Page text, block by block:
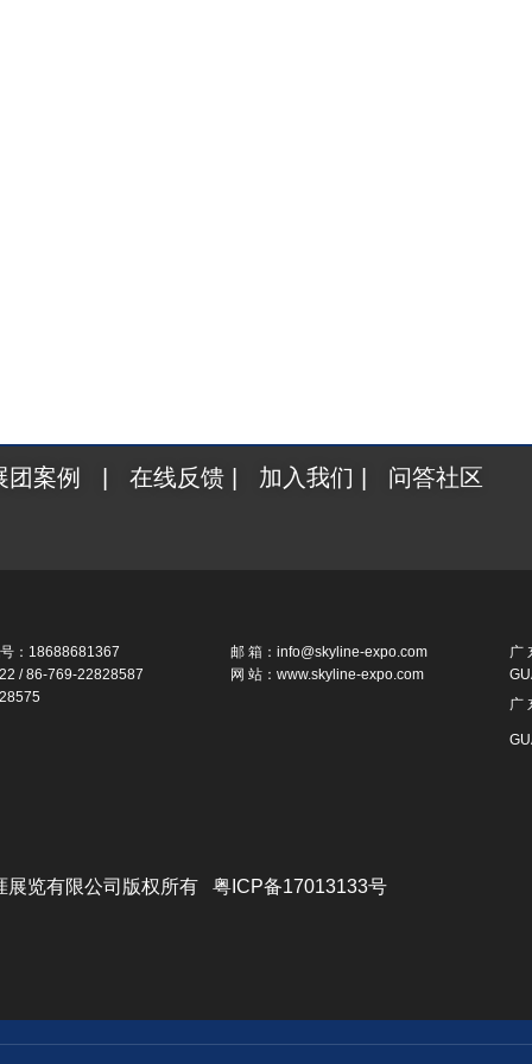
IMEX十月开幕 2026年10月7日至10日，土耳
团案例 在线反馈 加入我们 问答社区
：18688681367
/ 86-769-22828587
邮 箱：info@skyline-expo.com
网 站：www.skyline-expo.com
广
广
展览有限公司版权所有 粤ICP备17013133号